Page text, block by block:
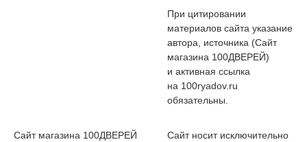
При цитировании
материалов сайта указание
автора, источника (Сайт
магазина 100ДВЕРЕЙ)
и активная ссылка
на 100ryadov.ru
обязательны.
Сайт магазина 100ДВЕРЕЙ
Сайт носит исключительно